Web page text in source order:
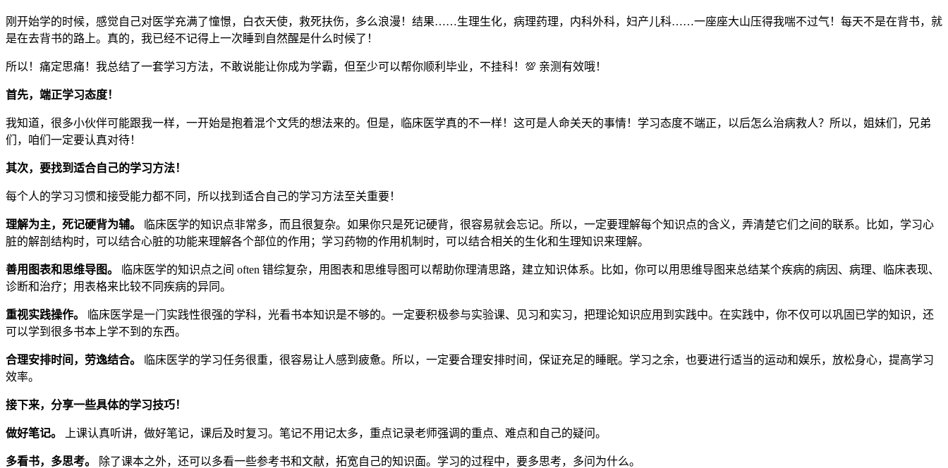
刚开始学的时候，感觉自己对医学充满了憧憬，白衣天使，救死扶伤，多么浪漫！结果……生理生化，病理药理，内科外科，妇产儿科……一座座大山压得我喘不过气！每天不是在背书，就
是在去背书的路上。真的，我已经不记得上一次睡到自然醒是什么时候了！
所以！痛定思痛！我总结了一套学习方法，不敢说能让你成为学霸，但至少可以帮你顺利毕业，不挂科！💯 亲测有效哦！
首先，端正学习态度！
我知道，很多小伙伴可能跟我一样，一开始是抱着混个文凭的想法来的。但是，临床医学真的不一样！这可是人命关天的事情！学习态度不端正，以后怎么治病救人？所以，姐妹们，兄弟
们，咱们一定要认真对待！
其次，要找到适合自己的学习方法！
每个人的学习习惯和接受能力都不同，所以找到适合自己的学习方法至关重要！
理解为主，死记硬背为辅。
临床医学的知识点非常多，而且很复杂。如果你只是死记硬背，很容易就会忘记。所以，一定要理解每个知识点的含义，弄清楚它们之间的联系。比如，学习心
脏的解剖结构时，可以结合心脏的功能来理解各个部位的作用；学习药物的作用机制时，可以结合相关的生化和生理知识来理解。
善用图表和思维导图。
临床医学的知识点之间 often 错综复杂，用图表和思维导图可以帮助你理清思路，建立知识体系。比如，你可以用思维导图来总结某个疾病的病因、病理、临床表现、
诊断和治疗；用表格来比较不同疾病的异同。
重视实践操作。
临床医学是一门实践性很强的学科，光看书本知识是不够的。一定要积极参与实验课、见习和实习，把理论知识应用到实践中。在实践中，你不仅可以巩固已学的知识，还
可以学到很多书本上学不到的东西。
合理安排时间，劳逸结合。
临床医学的学习任务很重，很容易让人感到疲惫。所以，一定要合理安排时间，保证充足的睡眠。学习之余，也要进行适当的运动和娱乐，放松身心，提高学习
效率。
接下来，分享一些具体的学习技巧！
做好笔记。 上课认真听讲，做好笔记，课后及时复习。笔记不用记太多，重点记录老师强调的重点、难点和自己的疑问。
多看书，多思考。 除了课本之外，还可以多看一些参考书和文献，拓宽自己的知识面。学习的过程中，要多思考，多问为什么。